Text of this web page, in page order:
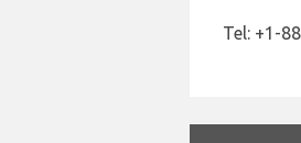
Tel: +1-